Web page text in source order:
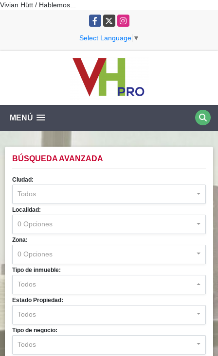
Vivian Hütt / Hablemos...
Facebook
X Instagram
Select Language ▼
MENÚ
BÚSQUEDA AVANZADA
Ciudad:
Todos
Localidad:
0 Opciones
Zona:
0 Opciones
Tipo de inmueble:
Todos
Estado Propiedad:
Todos
Tipo de negocio:
Todos